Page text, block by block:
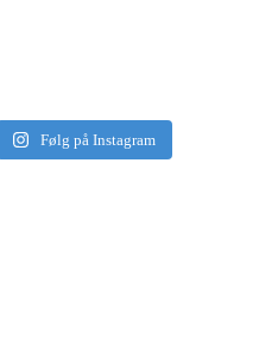
Følg på Instagram